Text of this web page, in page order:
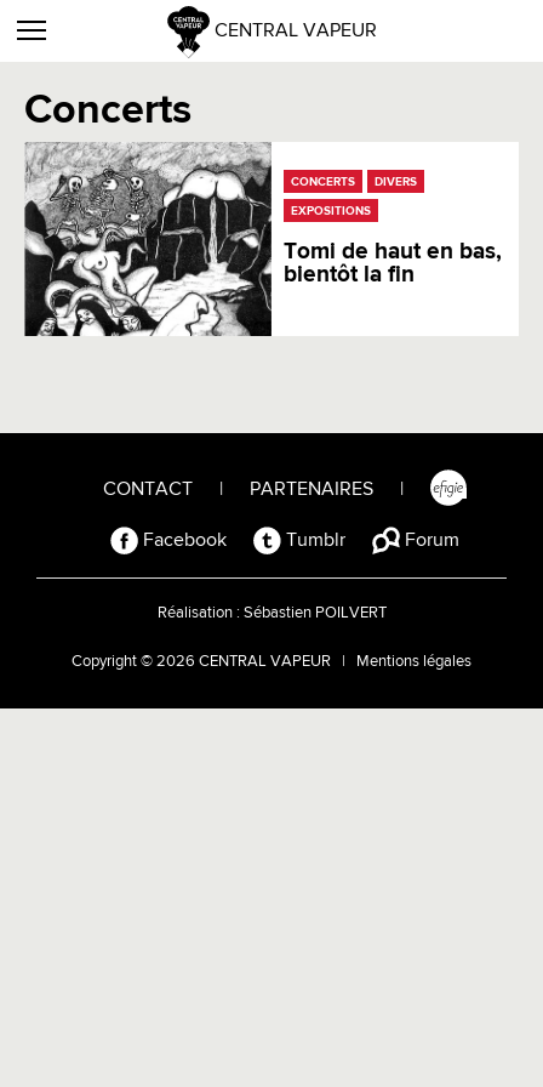
CENTRAL VAPEUR
Concerts
CONCERTS DIVERS
EXPOSITIONS
Tomi de haut en bas,
bientôt la fin
CONTACT PARTENAIRES
Facebook Tumblr Forum
Réalisation : Sébastien POILVERT
Copyright © 2026 CENTRAL VAPEUR | Mentions légales